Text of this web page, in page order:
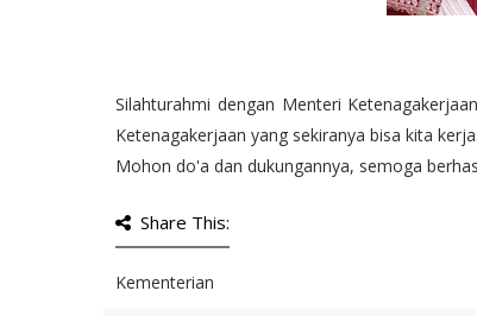
Silahturahmi dengan Menteri
Ketenagakerjaan yang sekiranya bisa kita
Mohon do'a dan dukungannya, semoga
Share This:
Kementerian